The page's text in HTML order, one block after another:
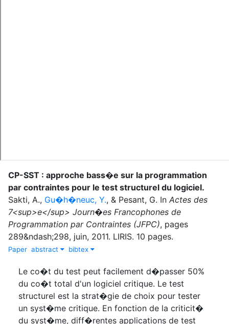
CP-SST : approche bass�e sur la programmation
par contraintes pour le test structurel du logiciel.
Sakti, A., Gu�h�neuc, Y., & Pesant, G. In Actes des
7<sup>e</sup> Journ�es Francophones de
Programmation par Contraintes (JFPC), pages
289&ndash;298, juin, 2011. LIRIS. 10 pages.
Paper abstract bibtex
Le co�t du test peut facilement d�passer 50%
du co�t total d'un logiciel critique. Le test
structurel est la strat�gie de choix pour tester
un syst�me critique. En fonction de la criticit�
du syst�me, diff�rentes applications de test